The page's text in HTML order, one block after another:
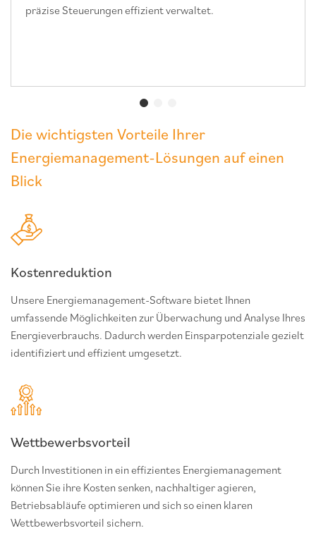
präzise Steuerungen effizient verwaltet.
Die wichtigsten Vorteile Ihrer
Energiemanagement-Lösungen auf einen
Blick
Kostenreduktion
Unsere Energiemanagement-Software bietet Ihnen
umfassende Möglichkeiten zur Überwachung und Analyse Ihres
Energieverbrauchs. Dadurch werden Einsparpotenziale gezielt
identifiziert und effizient umgesetzt.
Wettbewerbsvorteil
Durch Investitionen in ein effizientes Energiemanagement
können Sie ihre Kosten senken, nachhaltiger agieren,
Betriebsabläufe optimieren und sich so einen klaren
Wettbewerbsvorteil sichern.